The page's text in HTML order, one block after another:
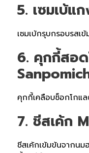
5. เซมเบ้แ
เซมเบ้กรุบกรอบรส
6. คุกกี้สอ
คุกกี้เคลือบช็อกโกแ
7. ชีสเค้ก
ชีสเค้กเข้มข้นจากนม